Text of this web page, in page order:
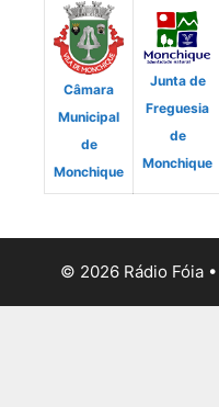
Câmara
Municipal
de
Monchique
Junta de
Freguesia
de
Monchique
© 2026 Rádio Fóia•